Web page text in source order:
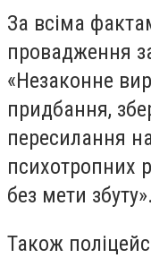
За всіма
провадження
«Незаконне
придбання,
пересилання
психотропних
без мети збуту».
Також